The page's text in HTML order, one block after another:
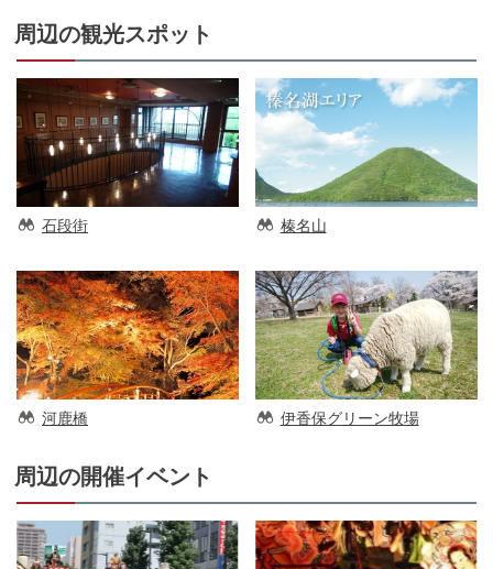
周辺の観光スポット
石段街 榛名山
河鹿橋 伊香保グリーン牧場
周辺の開催イベント